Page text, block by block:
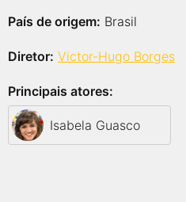
País de origem: Brasil
Diretor: Victor-Hugo Borges
Principais atores:
Isabela Guasco